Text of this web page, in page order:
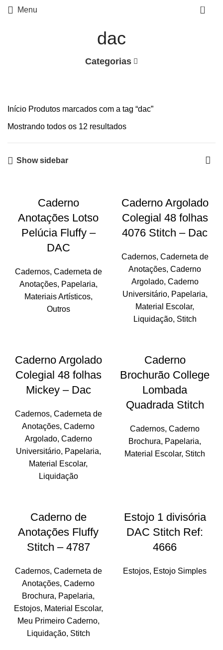
Menu 0
dac
Categorias
Início Produtos marcados com a tag “dac”
Mostrando todos os 12 resultados
Show sidebar
Caderno
Anotações Lotso
Pelúcia Fluffy –
DAC
Cadernos, Caderneta de
Anotações, Papelaria,
Materiais Artísticos,
Outros
Caderno Argolado
Colegial 48 folhas
4076 Stitch – Dac
Cadernos, Caderneta de
Anotações, Caderno
Argolado, Caderno
Universitário, Papelaria,
Material Escolar,
Liquidação, Stitch
Caderno Argolado
Colegial 48 folhas
Mickey – Dac
Cadernos, Caderneta de
Anotações, Caderno
Argolado, Caderno
Universitário, Papelaria,
Material Escolar,
Liquidação
Caderno
Brochurão College
Lombada
Quadrada Stitch
Cadernos, Caderno
Brochura, Papelaria,
Material Escolar, Stitch
Caderno de
Anotações Fluffy
Stitch – 4787
Cadernos, Caderneta de
Anotações, Caderno
Brochura, Papelaria,
Estojos, Material Escolar,
Meu Primeiro Caderno,
Liquidação, Stitch
Estojo 1 divisória
DAC Stitch Ref:
4666
Estojos, Estojo Simples